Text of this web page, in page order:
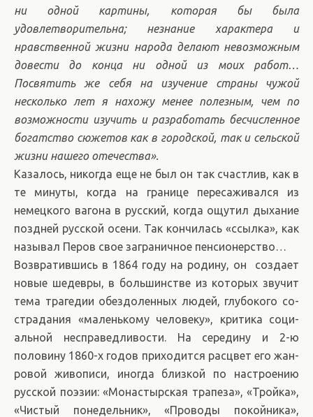
ни одной картины, которая бы была
удовлетворительна; незнание характера и
нравственной жизни народа делают невозможным
довести до конца ни одной из моих работ…
Посвятить же себя на изучение страны чужой
несколько лет я нахожу менее полезным, чем по
возможности изучить и разработать бесчисленное
богатство сюжетов как в городской, так и сельской
жизни нашего отечества».
Казалось, никогда еще не был он так счастлив, как в
те минуты, когда на границе пересаживался из
немецкого вагона в русский, когда ощутил дыхание
поздней русской осени. Так кончилась «ссылка», как
называл Перов свое заграничное пенсионерство…
Возвратившись в 1864 году на родину, он создает
новые шедевры, в большинстве из которых зву­чит
те­ма тра­ге­дии обез­до­лен­ных лю­дей, глу­бо­ко­го со­
стра­да­ния «ма­лень­ко­му че­ло­ве­ку», кри­ти­ка со­ци­
аль­ной не­спра­вед­ли­во­сти. На середину и 2-ю
половину 1860-х годов при­хо­дит­ся рас­цвет его жан­
ро­вой жи­во­пи­си, ино­гда близ­кой по на­строе­нию
русской по­эзии: «Монастырская трапеза», «Тройка»,
«Чистый понедельник», «Проводы покойника»,